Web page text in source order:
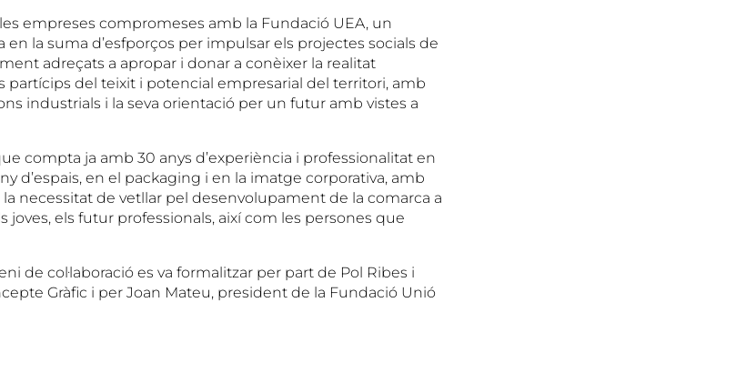
empreses compromeses amb la Fundació UEA, un
la suma d’esfporços per impulsar els projectes socials de
adreçats a apropar i donar a conèixer la realitat
partícips del teixit i potencial empresarial del territori, amb
industrials i la seva orientació per un futur amb vistes a
compta ja amb 30 anys d’experiència i professionalitat en
d’espais, en el packaging i en la imatge corporativa, amb
la necessitat de vetllar pel desenvolupament de la comarca a
joves, els futur professionals, així com les persones que
de col·laboració es va formalitzar per part de Pol Ribes i
Gràfic i per Joan Mateu, president de la Fundació Unió